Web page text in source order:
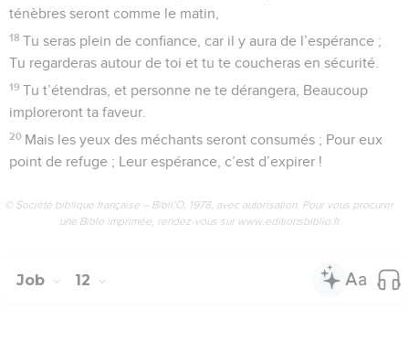
ténèbres seront comme le matin,
18 Tu seras plein de confiance, car il y aura de l’espérance ;
Tu regarderas autour de toi et tu te coucheras en sécurité.
19 Tu t’étendras, et personne ne te dérangera, Beaucoup
imploreront ta faveur.
20 Mais les yeux des méchants seront consumés ; Pour eux
point de refuge ; Leur espérance, c’est d’expirer !
© Société biblique française – Bibli’O, 1978, avec autorisation. Pour vous procurer
une Bible imprimée, rendez-vous sur www.editionsbiblio.fr
Job 12